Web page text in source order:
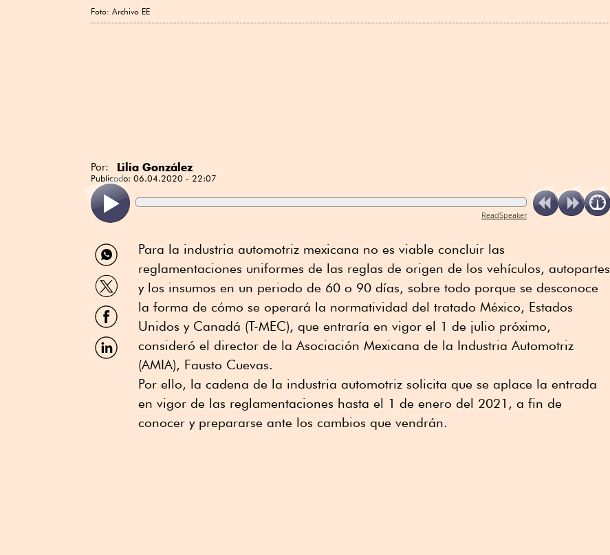
Foto: Archivo EE
Por: Lilia González
Publicado: 06.04.2020 - 22:07
ReadSpeaker
Compartir
por
WhatsApp
Compartir
por
Twitter
Compartir
por
Facebook
Compartir
por
Para la industria automotriz mexicana no es viable concluir las
reglamentaciones uniformes de las reglas de origen de los vehículos, autopartes
y los insumos en un periodo de 60 o 90 días, sobre todo porque se desconoce
la forma de cómo se operará la normatividad del tratado México, Estados
Unidos y Canadá (T-MEC), que entraría en vigor el 1 de julio próximo,
consideró el director de la Asociación Mexicana de la Industria Automotriz
(AMIA), Fausto Cuevas.
Por ello, la cadena de la industria automotriz solicita que se aplace la entrada
en vigor de las reglamentaciones hasta el 1 de enero del 2021, a fin de
conocer y prepararse ante los cambios que vendrán.